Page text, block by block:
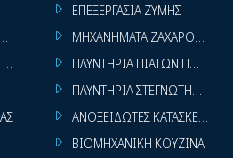
MARKET
ΕΠΕΞΕΡΓΑΣΙΑ ΖΥΜΗΣ
ΜΗΧΑΝΗΜΑΤΑ
ΠΛΥΝΤΗΡΙΑ ΠΙΑΤΩΝ
ΠΛΥΝΤΗΡΙΑ ΣΤΕΓΝΩΤΗΡΙΑ
ΑΝΟΞΕΙΔΩΤΕΣ ΚΑΤΑΣΚΕΥΕΣ
ΒΙΟΜΗΧΑΝΙΚΗ ΚΟΥΖΙΝΑ